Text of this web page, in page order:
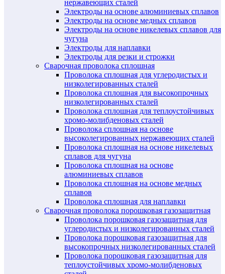
нержавеющих сталей
Электроды на основе алюминиевых сплавов
Электроды на основе медных сплавов
Электроды на основе никелевых сплавов для
чугуна
Электроды для наплавки
Электроды для резки и строжки
Сварочная проволока сплошная
Проволока сплошная для углеродистых и
низколегированных сталей
Проволока сплошная для высокопрочных
низколегированных сталей
Проволока сплошная для теплоустойчивых
хромо-молибденовых сталей
Проволока сплошная на основе
высоколегированных нержавеющих сталей
Проволока сплошная на основе никелевых
сплавов для чугуна
Проволока сплошная на основе
алюминиевых сплавов
Проволока сплошная на основе медных
сплавов
Проволока сплошная для наплавки
Сварочная проволока порошковая газозащитная
Проволока порошковая газозащитная для
углеродистых и низколегированных сталей
Проволока порошковая газозащитная для
высокопрочных низколегированных сталей
Проволока порошковая газозащитная для
теплоустойчивых хромо-молибденовых